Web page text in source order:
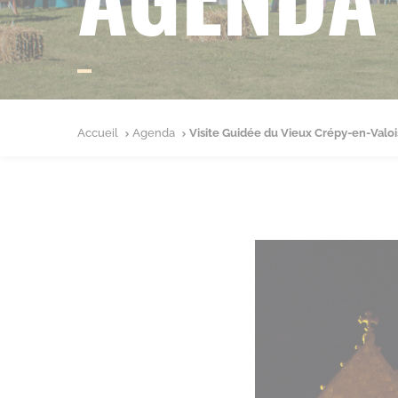
Accueil Agenda Visite Guidée du Vieux Crépy-en-